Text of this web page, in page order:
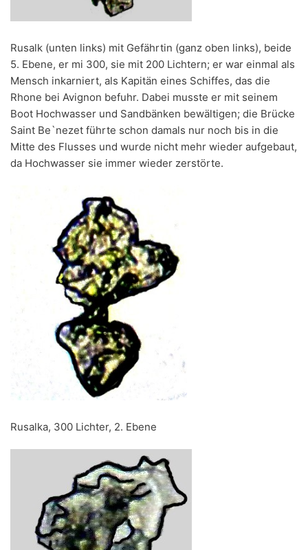
Rusalk (unten links) mit Gefährtin (ganz oben links), beide
5. Ebene, er mi 300, sie mit 200 Lichtern; er war einmal als
Mensch inkarniert, als Kapitän eines Schiffes, das die
Rhone bei Avignon befuhr. Dabei musste er mit seinem
Boot Hochwasser und Sandbänken bewältigen; die Brücke
Saint Be`nezet führte schon damals nur noch bis in die
Mitte des Flusses und wurde nicht mehr wieder aufgebaut,
da Hochwasser sie immer wieder zerstörte.
Rusalka, 300 Lichter, 2. Ebene